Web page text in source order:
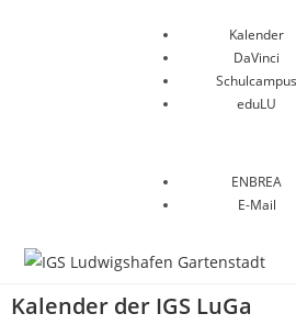
Kalender
DaVinci
Schulcampus
eduLU
ENBREA
E-Mail
Kalender der IGS LuGa